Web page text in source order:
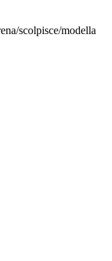
scolpisce/modella